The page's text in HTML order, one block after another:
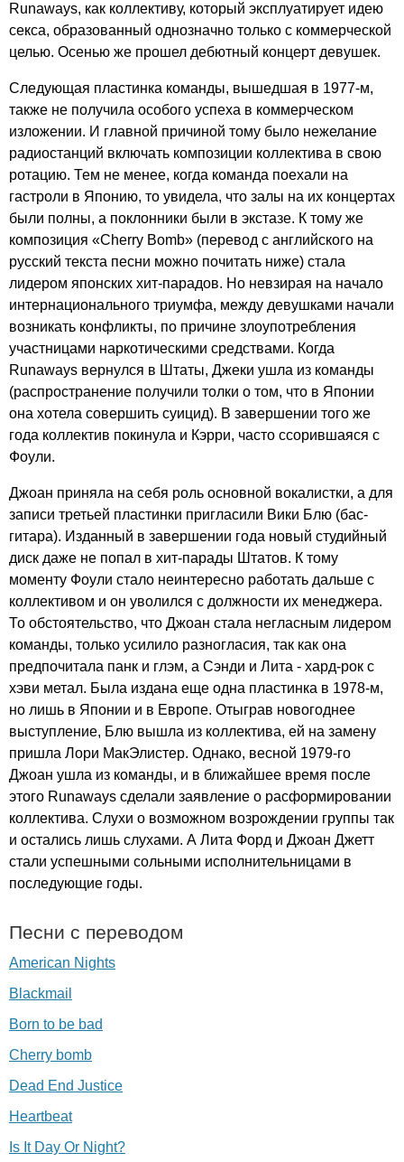
Runaways, как коллективу, который эксплуатирует идею
секса, образованный однозначно только с коммерческой
целью. Осенью же прошел дебютный концерт девушек.
Следующая пластинка команды, вышедшая в 1977-м,
также не получила особого успеха в коммерческом
изложении. И главной причиной тому было нежелание
радиостанций включать композиции коллектива в свою
ротацию. Тем не менее, когда команда поехали на
гастроли в Японию, то увидела, что залы на их концертах
были полны, а поклонники были в экстазе. К тому же
композиция «Cherry Bomb» (перевод с английского на
русский текста песни можно почитать ниже) стала
лидером японских хит-парадов. Но невзирая на начало
интернационального триумфа, между девушками начали
возникать конфликты, по причине злоупотребления
участницами наркотическими средствами. Когда
Runaways вернулся в Штаты, Джеки ушла из команды
(распространение получили толки о том, что в Японии
она хотела совершить суицид). В завершении того же
года коллектив покинула и Кэрри, часто ссорившаяся с
Фоули.
Джоан приняла на себя роль основной вокалистки, а для
записи третьей пластинки пригласили Вики Блю (бас-
гитара). Изданный в завершении года новый студийный
диск даже не попал в хит-парады Штатов. К тому
моменту Фоули стало неинтересно работать дальше с
коллективом и он уволился с должности их менеджера.
То обстоятельство, что Джоан стала негласным лидером
команды, только усилило разногласия, так как она
предпочитала панк и глэм, а Сэнди и Лита - хард-рок с
хэви метал. Была издана еще одна пластинка в 1978-м,
но лишь в Японии и в Европе. Отыграв новогоднее
выступление, Блю вышла из коллектива, ей на замену
пришла Лори МакЭлистер. Однако, весной 1979-го
Джоан ушла из команды, и в ближайшее время после
этого Runaways сделали заявление о расформировании
коллектива. Слухи о возможном возрождении группы так
и остались лишь слухами. А Лита Форд и Джоан Джетт
стали успешными сольными исполнительницами в
последующие годы.
Песни с переводом
American Nights
Blackmail
Born to be bad
Cherry bomb
Dead End Justice
Heartbeat
Is It Day Or Night?